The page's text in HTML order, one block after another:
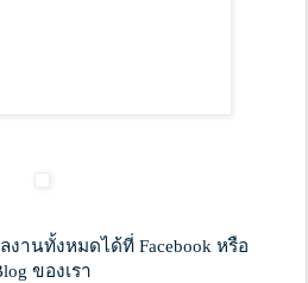
านทั้งหมดได้ที่ Facebook หรือ
ของเรา